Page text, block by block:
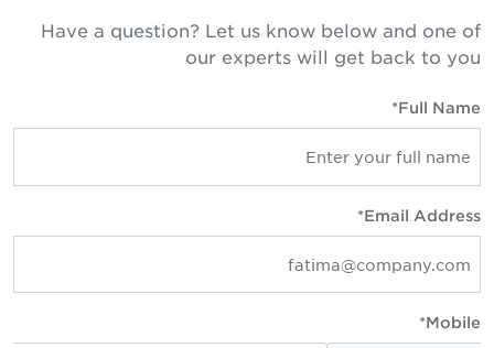
Have a question? Let us know below and one of
our experts will get back to you
Full Name*
Email Address*
Mobile*